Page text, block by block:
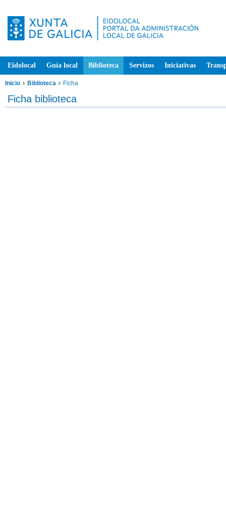
Eidolocal Guía local Biblioteca Servizos Iniciativas
Inicio Biblioteca Ficha
Ficha biblioteca